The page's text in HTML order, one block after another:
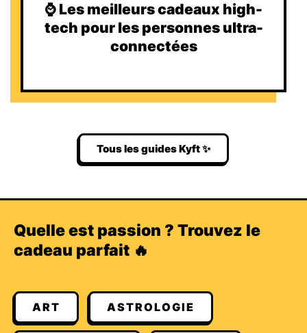
⌚️ Les meilleurs cadeaux high-
tech pour les personnes ultra-
connectées
Tous les guides Kyft ✨
Quelle est passion ? Trouvez le
cadeau parfait 🔥
ART ASTROLOGIE